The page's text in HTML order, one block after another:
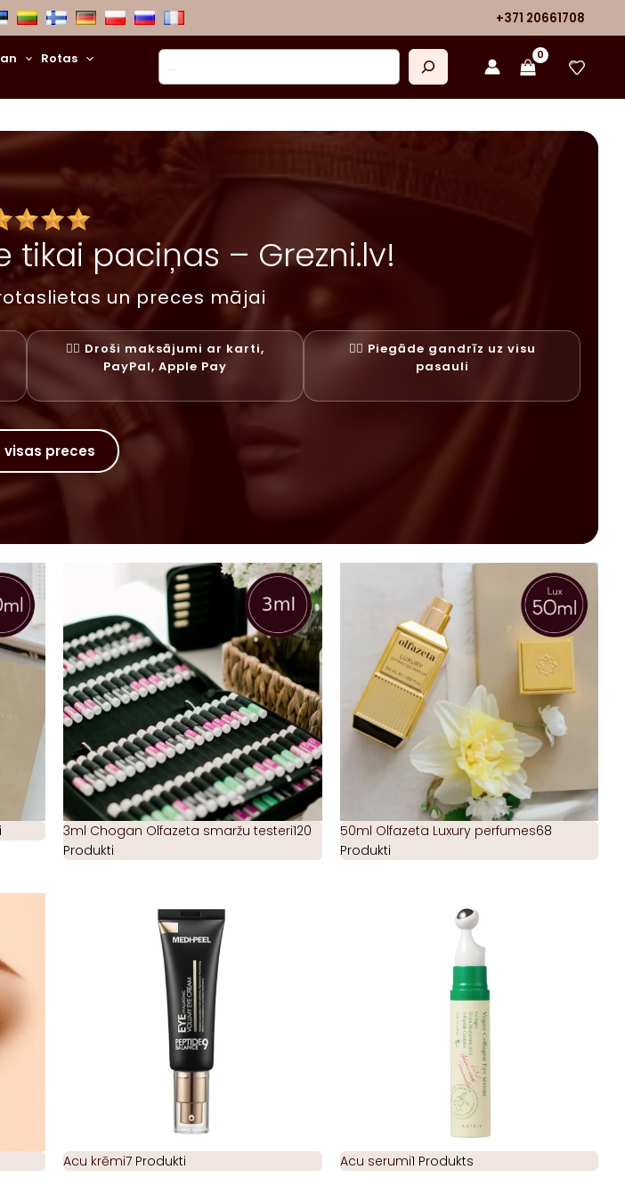
+371 20661708
Rotas
Meklēt
paciņas – Grezni.lv!
un preces mājai
✓⃝ Droši maksājumi ar karti,
PayPal, Apple Pay
✓⃝ Piegāde gandrīz uz visu
pasauli
visas preces
3ml Chogan Olfazeta smaržu testeri120
Produkti
50ml Olfazeta Luxury perfumes68
Produkti
Acu krēmi7 Produkti Acu serumi1 Produkts